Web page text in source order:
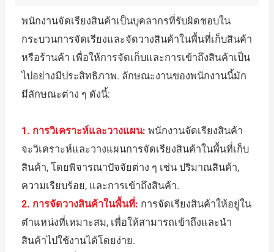
พนักงานจัดเรียงสินค้าเป็นบุคลากรที่รับผิดชอบใน
กระบวนการจัดเรียงและจัดวางสินค้าในพื้นที่เก็บสินค้า
หรือร้านค้า เพื่อให้การจัดเก็บและการเข้าถึงสินค้าเป็น
ไปอย่างมีประสิทธิภาพ. ลักษณะงานของพนักงานนี้มัก
มีลักษณะต่าง ๆ ดังนี้:
1. การวิเคราะห์และวางแผน: พนักงานจัดเรียงสินค้า
จะวิเคราะห์และวางแผนการจัดเรียงสินค้าในพื้นที่เก็บ
สินค้า, โดยพิจารณาปัจจัยต่าง ๆ เช่น ปริมาณสินค้า,
ความเรียบร้อย, และการเข้าถึงสินค้า.
2. การจัดวางสินค้าในพื้นที่: การจัดเรียงสินค้าให้อยู่ใน
ตำแหน่งที่เหมาะสม, เพื่อให้สามารถเข้าถึงและนำ
สินค้าไปใช้งานได้โดยง่าย.